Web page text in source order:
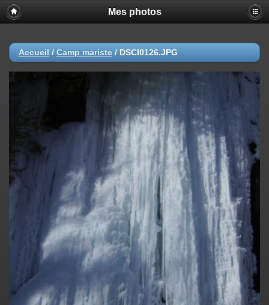
Mes photos
Accueil / Camp mariste / DSCI0126.JPG